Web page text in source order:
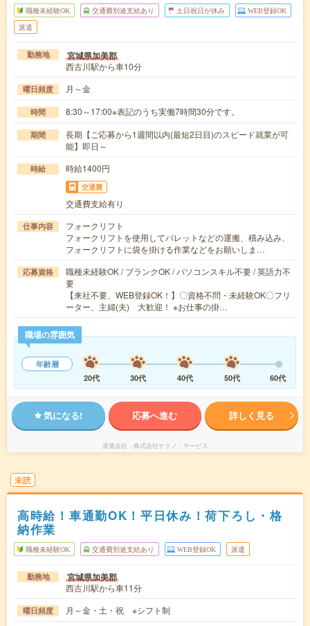
職種未経験OK 交通費別途支給あり 土日祝日が休み WEB登録OK
派遣
勤務地 宮城県加美郡
西古川駅から車10分
曜日頻度 月～金
時間 8:30～17:00※表記のうち実働7時間30分です。
期間
長期【ご応募から1週間以内(最短2日目)のスピード就業が可
能】即日～
時給 時給1400円
交通費
交通費支給有り
仕事内容
フォークリフト
フォークリフトを使用してパレットなどの運搬、積み込み、
フォークリフトに袋を掛ける作業などをお願いしま…
応募資格
職種未経験OK / ブランクOK / パソコンスキル不要 / 英語力不
要
【来社不要、WEB登録OK！】〇資格不問・未経験OK〇フリ
ーター、主婦(夫) 大歓迎！ ※お仕事の掛…
職場の雰囲気
年齢層
20代
30代 40代 50代 60代
気になる! 応募へ進む 詳しく見る
派遣会社 株式会社テクノ・サービス
未読
高時給！車通勤OK！平日休み！荷下ろし・格
納作業
職種未経験OK 交通費別途支給あり WEB登録OK 派遣
勤務地 宮城県加美郡
西古川駅から車11分
曜日頻度 月～金・土・祝 ※シフト制